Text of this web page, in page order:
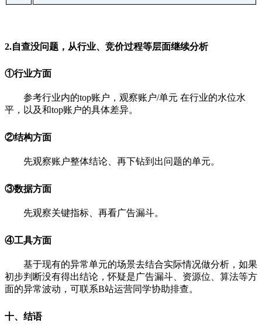
2.自查没问题，从行业、竞价过程等层面继续分析
①行业方面
参考行业内的top账户，观察账户/单元 在行业的水位水
平，以及和top账户的具体差异。
②结构方面
先观察账户整体结论、再下钻到出问题的单元。
③数据方面
先观察关键指标、再看广告漏斗。
④工具方面
基于现有的异常单元的场景去结合实际情况做分析，如果
初步判断没有得出结论，怀疑是广告漏斗、资源位、算法等方
面的异常波动，可联系B站运营同学协助排查。
十、结语